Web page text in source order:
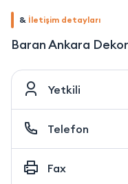
& İletişim detayları
Baran Ankara
Yetkili
Telefon
Fax